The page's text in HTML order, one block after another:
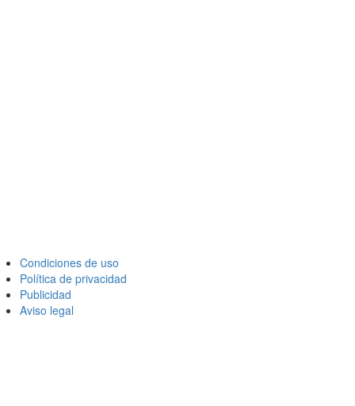
Condiciones de uso
Política de privacidad
Publicidad
Aviso legal